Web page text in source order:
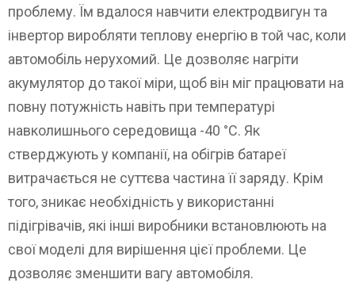
проблему. Їм вдалося навчити електродвигун та
інвертор виробляти теплову енергію в той час, коли
автомобіль нерухомий. Це дозволяє нагріти
акумулятор до такої міри, щоб він міг працювати на
повну потужність навіть при температурі
навколишнього середовища -40 °C. Як
стверджують у компанії, на обігрів батареї
витрачається не суттєва частина її заряду. Крім
того, зникає необхідність у використанні
підігрівачів, які інші виробники встановлюють на
свої моделі для вирішення цієї проблеми. Це
дозволяє зменшити вагу автомобіля.